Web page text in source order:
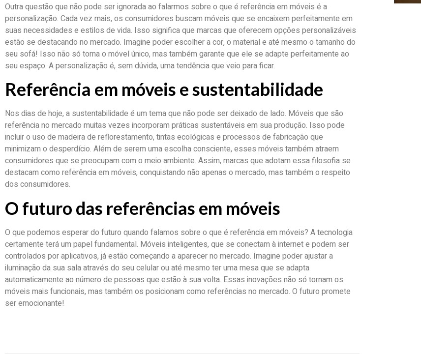
Outra questão que não pode ser ignorada ao falarmos sobre o que é referência em móveis é a
personalização. Cada vez mais, os consumidores buscam móveis que se encaixem perfeitamente em
suas necessidades e estilos de vida. Isso significa que marcas que oferecem opções personalizáveis
estão se destacando no mercado. Imagine poder escolher a cor, o material e até mesmo o tamanho do
seu sofá! Isso não só torna o móvel único, mas também garante que ele se adapte perfeitamente ao
seu espaço. A personalização é, sem dúvida, uma tendência que veio para ficar.
Referência em móveis e sustentabilidade
Nos dias de hoje, a sustentabilidade é um tema que não pode ser deixado de lado. Móveis que são
referência no mercado muitas vezes incorporam práticas sustentáveis em sua produção. Isso pode
incluir o uso de madeira de reflorestamento, tintas ecológicas e processos de fabricação que
minimizam o desperdício. Além de serem uma escolha consciente, esses móveis também atraem
consumidores que se preocupam com o meio ambiente. Assim, marcas que adotam essa filosofia se
destacam como referência em móveis, conquistando não apenas o mercado, mas também o respeito
dos consumidores.
O futuro das referências em móveis
O que podemos esperar do futuro quando falamos sobre o que é referência em móveis? A tecnologia
certamente terá um papel fundamental. Móveis inteligentes, que se conectam à internet e podem ser
controlados por aplicativos, já estão começando a aparecer no mercado. Imagine poder ajustar a
iluminação da sua sala através do seu celular ou até mesmo ter uma mesa que se adapta
automaticamente ao número de pessoas que estão à sua volta. Essas inovações não só tornam os
móveis mais funcionais, mas também os posicionam como referências no mercado. O futuro promete
ser emocionante!